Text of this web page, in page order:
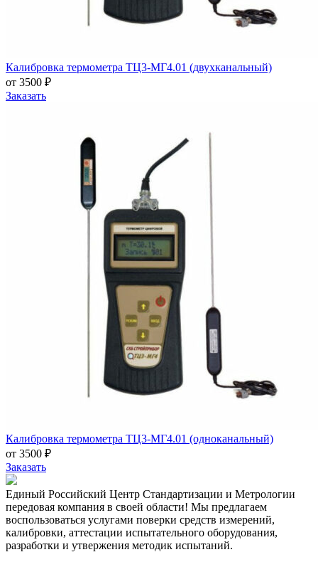
Калибровка термометра ТЦ3-МГ4.01 (двухканальный)
от 3500 ₽
Заказать
Калибровка термометра ТЦ3-МГ4.01 (одноканальный)
от 3500 ₽
Заказать
Единый Российский Центр Стандартизации и Метрологии
передовая компания в своей области! Мы предлагаем
воспользоваться услугами поверки средств измерений,
калибровки, аттестации испытательного оборудования,
разработки и утвержения методик испытаний.